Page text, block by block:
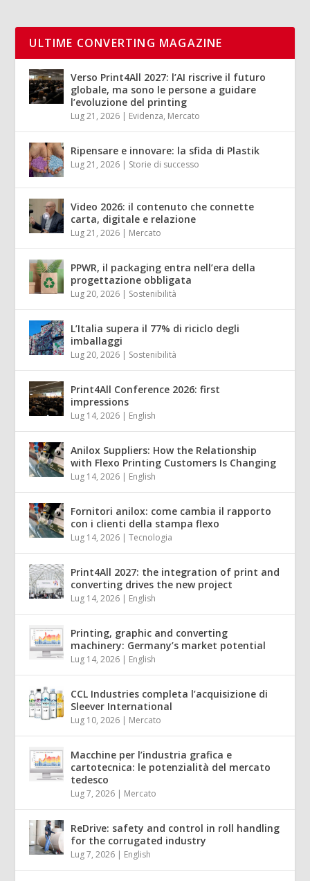
ULTIME CONVERTING MAGAZINE
Verso Print4All 2027: l’AI riscrive il futuro
globale, ma sono le persone a guidare
l’evoluzione del printing
Lug 21, 2026 | Evidenza, Mercato
Ripensare e innovare: la sfida di Plastik
Lug 21, 2026 | Storie di successo
Video 2026: il contenuto che connette
carta, digitale e relazione
Lug 21, 2026 | Mercato
PPWR, il packaging entra nell’era della
progettazione obbligata
Lug 20, 2026 | Sostenibilità
L’Italia supera il 77% di riciclo degli
imballaggi
Lug 20, 2026 | Sostenibilità
Print4All Conference 2026: first
impressions
Lug 14, 2026 | English
Anilox Suppliers: How the Relationship
with Flexo Printing Customers Is Changing
Lug 14, 2026 | English
Fornitori anilox: come cambia il rapporto
con i clienti della stampa flexo
Lug 14, 2026 |Tecnologia
Print4All 2027: the integration of print and
converting drives the new project
Lug 14, 2026 | English
Printing, graphic and converting
machinery: Germany’s market potential
Lug 14, 2026 | English
CCL Industries completa l’acquisizione di
Sleever International
Lug 10, 2026 | Mercato
Macchine per l’industria grafica e
cartotecnica: le potenzialità del mercato
tedesco
Lug 7, 2026 | Mercato
ReDrive: safety and control in roll handling
for the corrugated industry
Lug 7, 2026 | English